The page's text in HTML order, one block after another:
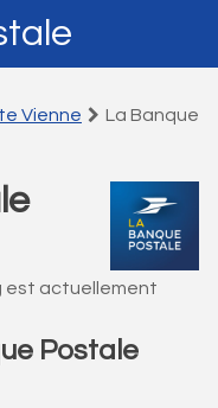
Vienne
La Banque
est actuellement
Postale